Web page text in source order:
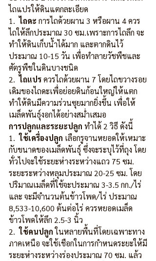
ไถแปรให้ดินแตกละเอียด
1. ไถดะ การไถด้วยผาน 3 หรือผาน 4 ควร
ไถให้ลึกประมาณ 30 ซม.เพราะการไถลึก จะ
ทำให้ดินเก็บน้ำได้มาก และตากดินไว้
ประมาณ 10-15 วัน เพื่อทำลายวัชพืชและ
ศัตรูพืชในดินบางชนิด
2. ไถแปร ควรไถด้วยผาน 7 โดยไถขวางรอย
เดิมของไถดะเพื่อย่อยดินก้อนใหญ่ให้แตก
ทำให้ดินมีความร่วนซุยมากยิ่งขึ้น เพื่อให้
เมล็ดพันธุ์งอกได้อย่างสม่ำเสมอ
การปลูกและระยะปลูก ทำได้ 2 วิธี ดังนี้
1. ใช้เครื่องปลูก เลือกรูจานหยอดให้เหมาะ
กับขนาดของเมล็ดพันธุ์ ซึ่งจะระบุไว้ที่ถุง โดย
ทั่วไปจะใช้ระยะห่างระหว่างแถว 75 ซม.
ระยะระหว่างหลุมประมาณ 20-25 ซม. โดย
ปริมาณเมล็ดที่ใช้จะประมาณ 3-3.5 กก./ไร่
และ จะมีจำนวนต้นข้าวโพด/ไร่ ประมาณ
8,533-10,600 ต้นต่อไร่ ควรหยอดเมล็ด
ข้าวโพดให้ลึก 2.5-3 นิ้ว
2. ใช้คนปลูก ในหลายพื้นที่โดยเฉพาะทาง
ภาคเหนือ จะใช้เชือกในการกำหนดระยะให้มี
ระยะห่างระหว่างร่องประมาณ 70 ซม. แล้ว